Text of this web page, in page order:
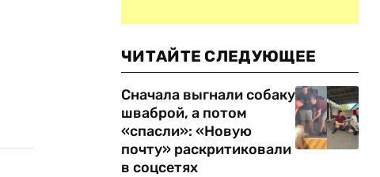
ЧИТАЙТЕ СЛЕДУЮЩЕЕ
Сначала выгнали собаку
шваброй, а потом
«спасли»: «Новую
почту» раскритиковали
в соцсетях